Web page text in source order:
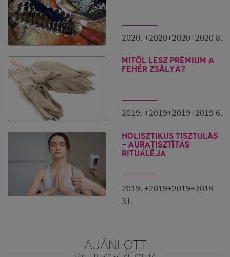
2020. +2020+2020+2020 8.
Mitől lesz prémium a
fehér zsálya?
2019. +2019+2019+2019 6.
Holisztikus tisztulás
- Auratisztítás
rituáléja
2019. +2019+2019+2019
31.
AJÁNLOTT